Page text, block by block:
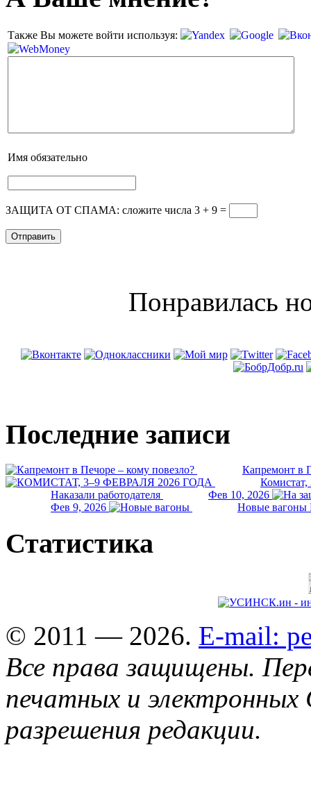
Также Вы можете войти используя:
Имя обязательно
ЗАЩИТА ОТ СПАМА: сложите числа 3 + 9 =
Понравилась
Последние записи
Капремонт в
Комистат,
Наказали работодателя
Фев 10, 2026
Фев 9, 2026
Новые вагоны
Статистика
© 2011 — 2026. E-mail:
Все права защищены.
печатных и
разрешения редакции.